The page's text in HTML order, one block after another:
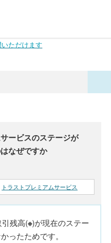
ただけます
ービスのステージが
なぜですか
トラストプレミアムサービス
残高(※)が現在のステー
ったためです。